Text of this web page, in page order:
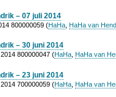
– 07 juli 2014
800000059 (HaHa HaHa van
– 30 juni 2014
800000047 (HaHa HaHa van
– 23 juni 2014
700000059 (HaHa HaHa van